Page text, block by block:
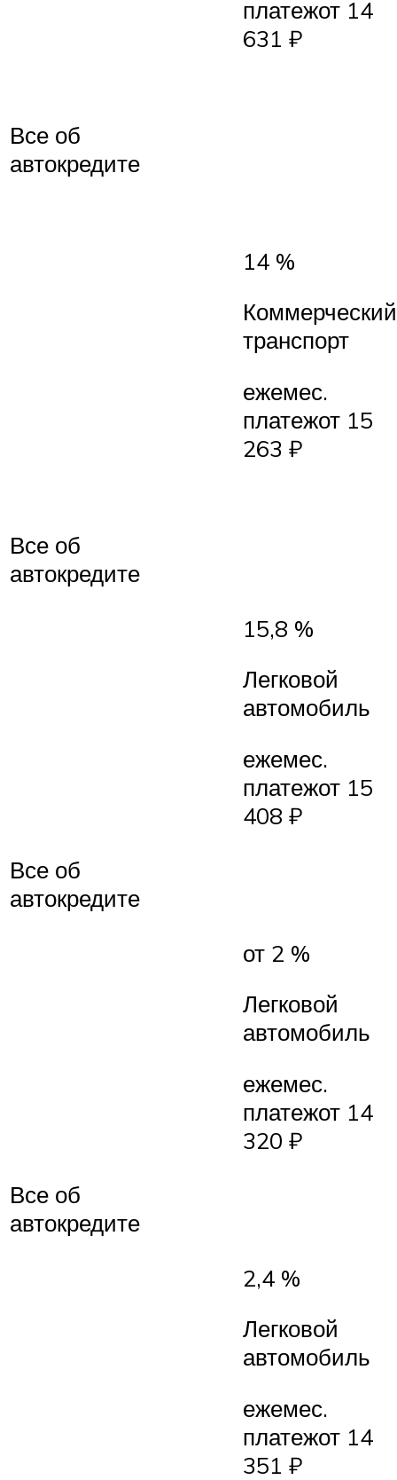
платежот 14
631 ₽
Все об
автокредите
14 %
Коммерческий
транспорт
ежемес.
платежот 15
263 ₽
Все об
автокредите
15,8 %
Легковой
автомобиль
ежемес.
платежот 15
408 ₽
Все об
автокредите
от 2 %
Легковой
автомобиль
ежемес.
платежот 14
320 ₽
Все об
автокредите
2,4 %
Легковой
автомобиль
ежемес.
платежот 14
351 ₽